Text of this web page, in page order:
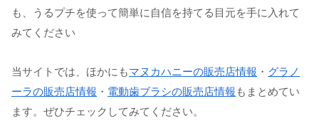
も、うるプチを使って簡単に自信を持てる目元を手に入れて
みてください
当サイトでは、ほかにもマヌカハニーの販売店情報 ・ グラノ
ーラの販売店情報 ・ 電動歯ブラシの販売店情報 もまとめてい
ます。ぜひチェックしてみてください。